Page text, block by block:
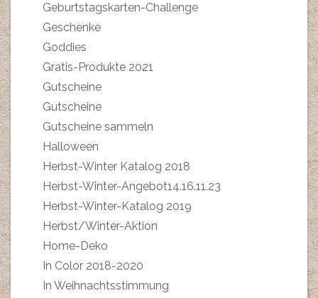
Geburtstagskarten-Challenge
Geschenke
Goddies
Gratis-Produkte 2021
Gutscheine
Gutscheine
Gutscheine sammeln
Halloween
Herbst-Winter Katalog 2018
Herbst-Winter-Angebot14.16.11.23
Herbst-Winter-Katalog 2019
Herbst/Winter-Aktion
Home-Deko
In Color 2018-2020
In Weihnachtsstimmung